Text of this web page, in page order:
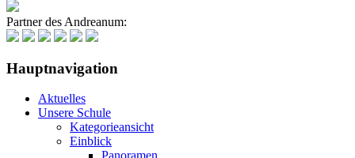
Partner des Andreanum:
Hauptnavigation
Aktuelles
Unsere Schule
Kategorieansicht
Einblick